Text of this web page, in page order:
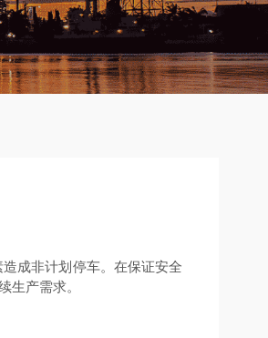
成非计划停车。在保证安全
生产需求。